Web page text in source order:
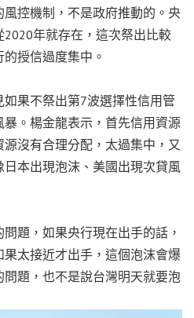
控機制，不是政府推動的。央
年就存在，這次祭出比較
授信過度集中。
果不祭出第7波選擇性信用管
。楊金龍表示，首先信用資源
沒有合理分配，太過集中，又
本出現泡沫、美國出現次貸風
題，如果央行現在出手的話，
太接近才出手，這個泡沫會爆
題，也不是說台灣明天就要泡